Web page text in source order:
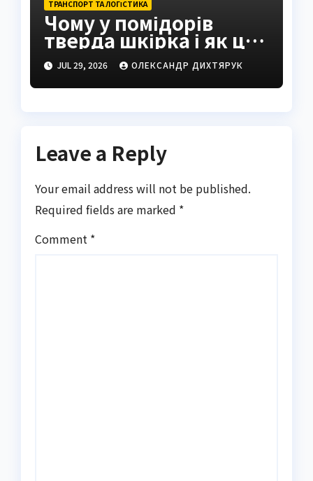
ТРАНСПОРТ ТА ЛОГІСТИКА
Чому у помідорів
тверда шкірка і як це
виправити
JUL 29, 2026 ОЛЕКСАНДР ДИХТЯРУК
Leave a Reply
Your email address will not be published.
Required fields are marked *
Comment *